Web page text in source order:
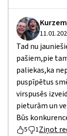
Tad nu
pašiem,pie
paliekas,ka
puspīpētus
virspusēs
pieturām un
Būs
5 1Ziņot